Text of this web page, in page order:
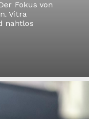
Fokus von
Vitra
nahtlos